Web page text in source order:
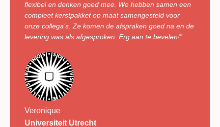
flexibel en denken goed mee. We hebben samen een
compleet kerstpakket op maat samengesteld voor
onze collega’s. Ze komen de afspraken goed na en de
levering was als afgesproken. Erg aan te bevelen!”
Veronique
Universiteit Utrecht